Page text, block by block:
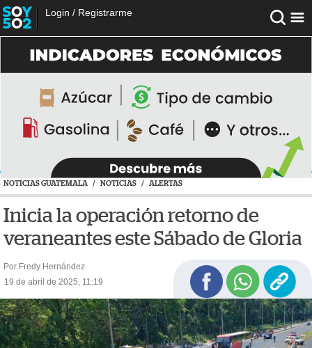
Login / Registrarme
NOTICIAS GUATEMALA / NOTICIAS / ALERTAS
Inicia la operación retorno de
veraneantes este Sábado de Gloria
Por Fredy Hernández
19 de abril de 2025, 11:19